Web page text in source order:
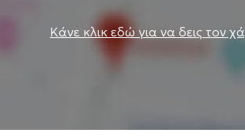
Κάνε κλικ εδώ για να δεις τον